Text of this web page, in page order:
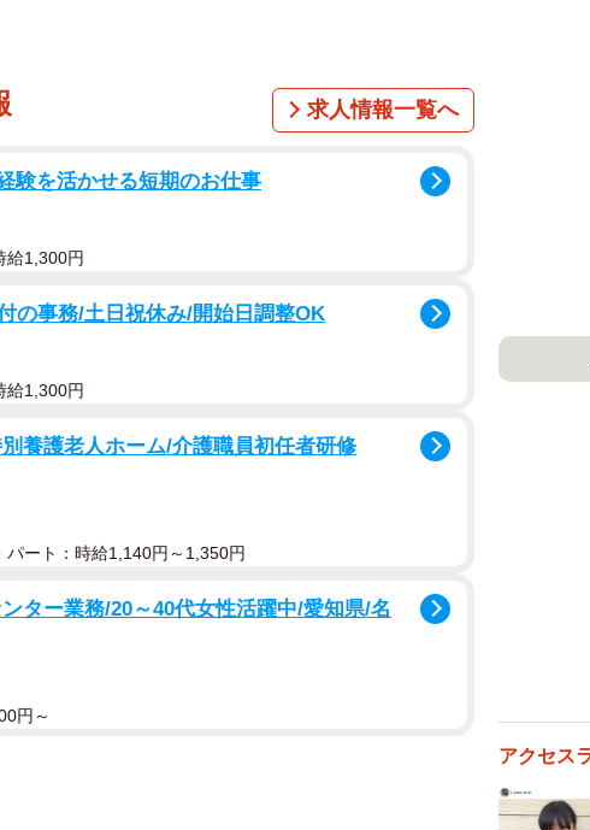
求人情報一覧へ
験を活かせる短期のお仕事
給1,300円
の事務/土日祝休み/開始日調整OK
給1,300円
養護老人ホーム/介護職員初任者研修
パート：時給1,140円～1,350円
ター業務/20～40代女性活躍中/愛知県/名
円～
アクセス